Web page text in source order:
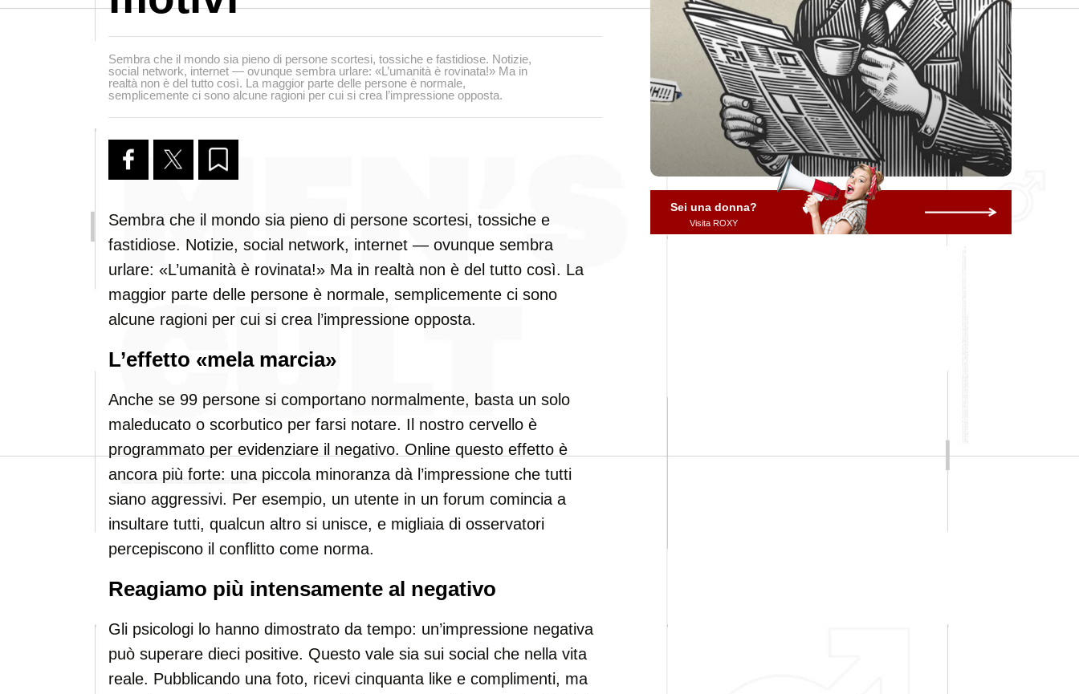
Sembra che il mondo sia pieno di persone scortesi, tossiche e fastidiose. Notizie,
social network, internet — ovunque sembra urlare: «L’umanità è rovinata!» Ma in
realtà non è del tutto così. La maggior parte delle persone è normale,
semplicemente ci sono alcune ragioni per cui si crea l’impressione opposta.
Sembra che il mondo sia pieno di persone scortesi, tossiche e
fastidiose. Notizie, social network, internet — ovunque sembra
urlare: «L’umanità è rovinata!» Ma in realtà non è del tutto così. La
maggior parte delle persone è normale, semplicemente ci sono
alcune ragioni per cui si crea l’impressione opposta.
L’effetto «mela marcia»
Anche se 99 persone si comportano normalmente, basta un solo
maleducato o scorbutico per farsi notare. Il nostro cervello è
programmato per evidenziare il negativo. Online questo effetto è
ancora più forte: una piccola minoranza dà l’impressione che tutti
siano aggressivi. Per esempio, un utente in un forum comincia a
insultare tutti, qualcun altro si unisce, e migliaia di osservatori
percepiscono il conflitto come norma.
Reagiamo più intensamente al negativo
Gli psicologi lo hanno dimostrato da tempo: un’impressione negativa
può superare dieci positive. Questo vale sia sui social che nella vita
reale. Pubblicando una foto, ricevi cinquanta like e complimenti, ma
Sei una donna?
Visita ROXY